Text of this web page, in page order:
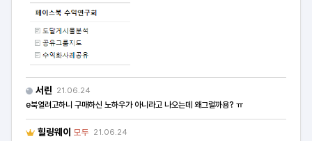
서린 21.06.24
e북열려고하니 구매하신 노하우가 아니라고 나오는데 왜그럴까용? ㅠ
힐링웨이 모두 21.06.24